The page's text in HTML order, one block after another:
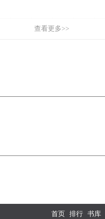
查看更多>>
首页 排行 书库